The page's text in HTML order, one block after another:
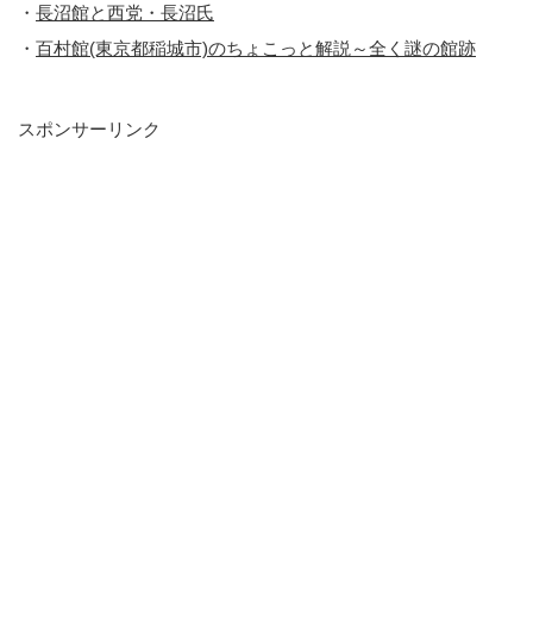
・ 長沼館と西党・長沼氏
・ 百村館(東京都稲城市)のちょこっと解説～全く謎の館跡
スポンサーリンク